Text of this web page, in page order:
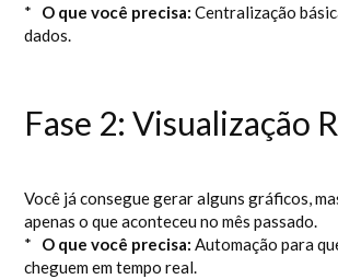
* O que você precisa: Centralização
dados.
Fase 2: Visualização
Você já consegue gerar alguns gráficos,
apenas o que aconteceu no mês passado.
* O que você precisa: Automação para
cheguem em tempo real.